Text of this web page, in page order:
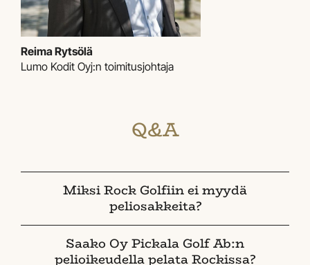
Reima Rytsölä
Lumo Kodit Oyj:n toimitusjohtaja
Q&A
Miksi Rock Golfiin ei myydä
peliosakkeita?
Saako Oy Pickala Golf Ab:n
pelioikeudella pelata Rockissa?